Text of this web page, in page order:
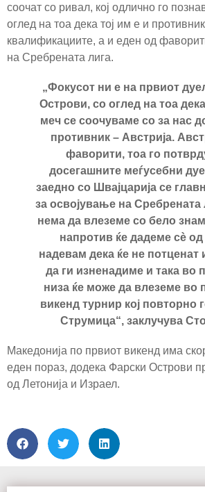
соочат со ривал, кој одлично го
оглед на тоа дека тој им е и
квалификациите, а и еден од
на Сребрената лига.
„Фокусот ни е на првиот
Острови, со оглед на тоа
меч се соочуваме со за нас
противник – Австрија.
фаворити, тоа го
досегашните меѓусебни
заедно со Швајцарија се
за освојување на Сребрената
нема да влеземе со бело
напротив ќе дадеме сè
надевам дека ќе не потценат
да ги изненадиме и така во
низа ќе може да влеземе во
викенд турнир кој повторно
Струмица“, заклучува
Македонија по првиот викенд има
еден пораз, додека Фарски Острови
од Летонија и Израел.